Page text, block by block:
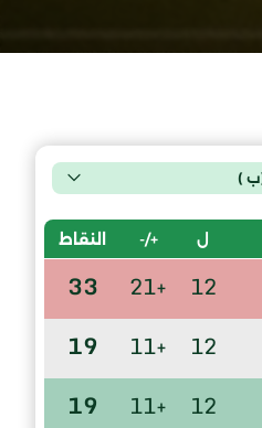
ل +/- النقاط
12
+21
33
12
+11
19
12
+11
19